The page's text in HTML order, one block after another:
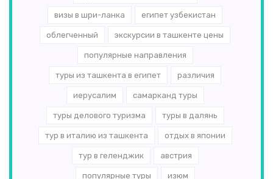
визы в шри-ланка египет узбекистан
облегченный экскурсии в ташкенте цены
популярные направления
туры из ташкента в египет различия
иерусалим самарканд туры
туры делового туризма туры в далянь
тур в италию из ташкента отдых в японии
тур в геленджик австрия
популярные туры изюм